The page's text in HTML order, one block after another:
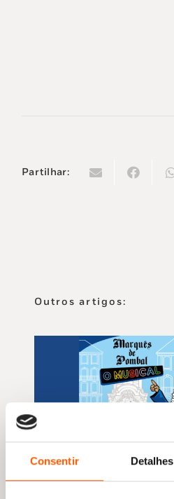
Consentir Detalhes
Partilhar:
Outros artigos: